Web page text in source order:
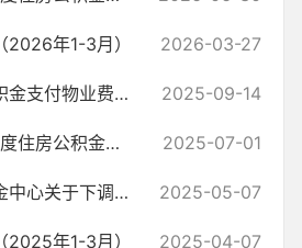
年1-3月） 2026-03-27
关于使用住房公积金支付物业费、采暖费及 办理改善性住房贷款的通知 2025-09-14
关于开展2025年度住房公积金缴存基数核定工作的通知 2025-07-01
潜江市住房公积金中心关于下调个人住房公积金贷款利率的通知 2025-05-07
年1-3月） 2025-04-07